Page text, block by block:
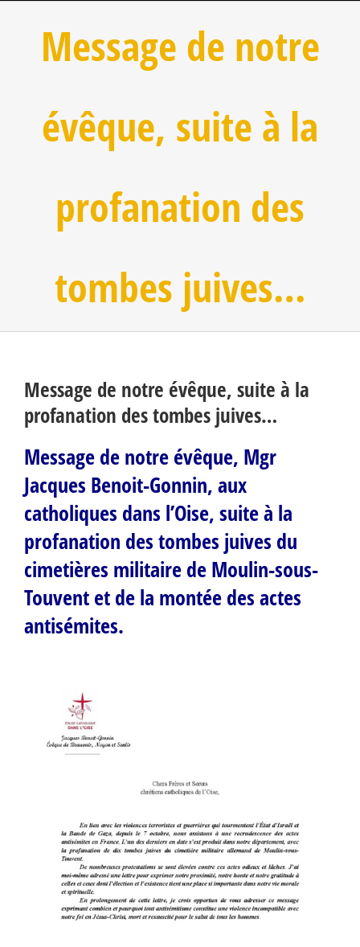
Message de notre
évêque, suite à la
profanation des
tombes juives…
Message de notre évêque, suite à la
profanation des tombes juives…
Message de notre évêque, Mgr
Jacques Benoit-Gonnin, aux
catholiques dans l’Oise, suite à la
profanation des tombes juives du
cimetières militaire de Moulin-sous-
Touvent et de la montée des actes
antisémites.